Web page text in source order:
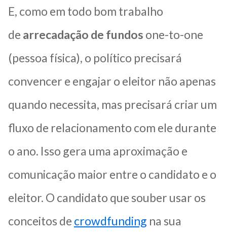
E, como em todo bom trabalho
de arrecadação de fundos one-to-one
(pessoa física), o político precisará
convencer e engajar o eleitor não apenas
quando necessita, mas precisará criar um
fluxo de relacionamento com ele durante
o ano. Isso gera uma aproximação e
comunicação maior entre o candidato e o
eleitor. O candidato que souber usar os
conceitos de crowdfunding na sua